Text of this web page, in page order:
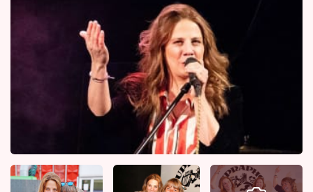
Horoskopy
Sledujte prima+
Filmový festival Karlovy Vary
Pořady